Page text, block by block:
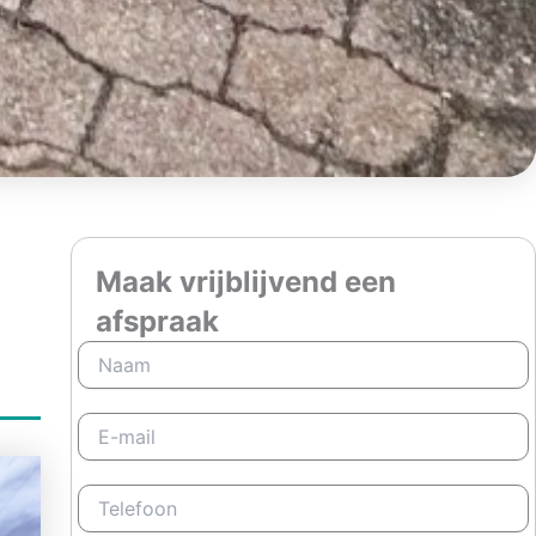
Maak vrijblijvend een
afspraak